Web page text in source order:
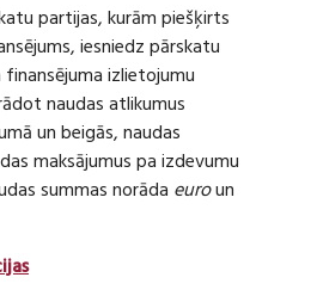
partijas, kurām piešķirts
iesniedz pārskatu
izlietojumu
naudas atlikumus
un beigās, naudas
maksājumus pa izdevumu
summas norāda euroun